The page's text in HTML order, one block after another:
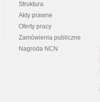
Struktura
Akty prawne
Oferty pracy
Zamówienia publiczne
Nagroda NCN